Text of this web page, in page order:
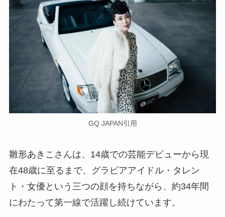
GQ JAPAN引用
雛形あきこさんは、14歳での芸能デビューから現
在48歳に至るまで、グラビアアイドル・タレン
ト・女優という三つの顔を持ちながら、約34年間
にわたって第一線で活躍し続けています。